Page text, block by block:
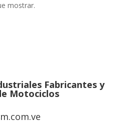
mostrar.
Fabricantes y
Motociclos